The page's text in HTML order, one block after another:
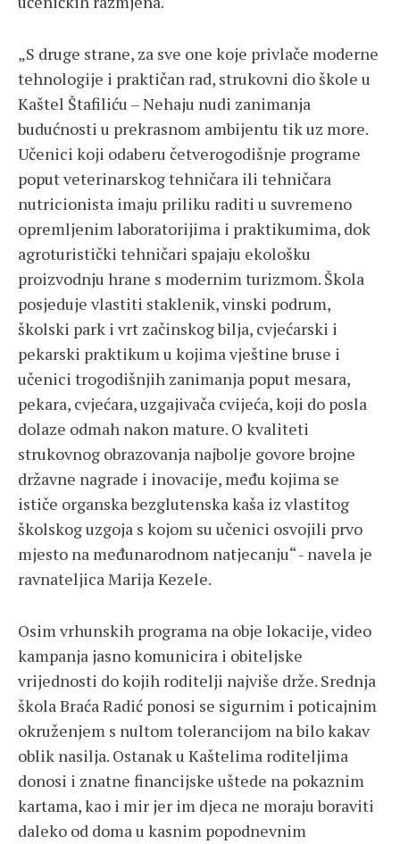
„S druge strane, za sve one koje privlače moderne
tehnologije i praktičan rad, strukovni dio škole u
Kaštel Štafiliću – Nehaju nudi zanimanja
budućnosti u prekrasnom ambijentu tik uz more.
Učenici koji odaberu četverogodišnje programe
poput veterinarskog tehničara ili tehničara
nutricionista imaju priliku raditi u suvremeno
opremljenim laboratorijima i praktikumima, dok
agroturistički tehničari spajaju ekološku
proizvodnju hrane s modernim turizmom. Škola
posjeduje vlastiti staklenik, vinski podrum,
školski park i vrt začinskog bilja, cvjećarski i
pekarski praktikum u kojima vještine bruse i
učenici trogodišnjih zanimanja poput mesara,
pekara, cvjećara, uzgajivača cvijeća, koji do posla
dolaze odmah nakon mature. O kvaliteti
strukovnog obrazovanja najbolje govore brojne
državne nagrade i inovacije, među kojima se
ističe organska bezglutenska kaša iz vlastitog
školskog uzgoja s kojom su učenici osvojili prvo
mjesto na međunarodnom natjecanju“ - navela je
ravnateljica Marija Kezele.
Osim vrhunskih programa na obje lokacije, video
kampanja jasno komunicira i obiteljske
vrijednosti do kojih roditelji najviše drže. Srednja
škola Braća Radić ponosi se sigurnim i poticajnim
okruženjem s nultom tolerancijom na bilo kakav
oblik nasilja. Ostanak u Kaštelima roditeljima
donosi i znatne financijske uštede na pokaznim
kartama, kao i mir jer im djeca ne moraju boraviti
daleko od doma u kasnim popodnevnim